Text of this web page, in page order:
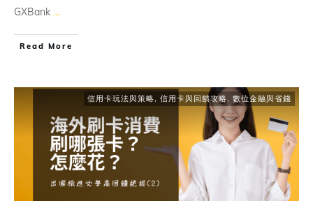
GXBank ...
Read More
信用卡玩法與策略, 信用卡與回饋攻略, 數位金融與省錢